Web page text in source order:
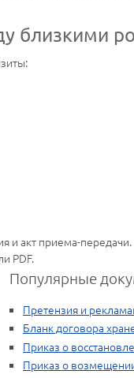
близкими
и акт приема-передачи.
PDF.
Популярные
Претензия и
Бланк договора
Приказ о
Приказ о